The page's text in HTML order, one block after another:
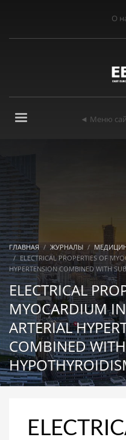
О
◄ Меню
ГЛАВНАЯ ЖУРНАЛЫ
ELECTRICAL PROPERTIES OF
HYPERTENSION COMBINED WITH
ELECTRICAL
MYOCARDIUM
ARTERIAL
COMBINED